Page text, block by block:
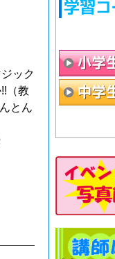
ック
（教
とん